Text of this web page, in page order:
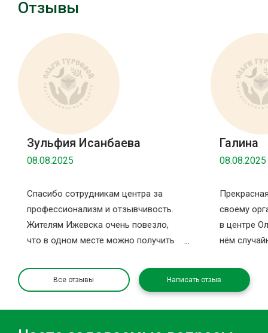
Отзывы
Зульфия Исанбаева
08.08.2025
Спасибо сотрудникам центра за
профессионализм и отзывчивость.
Жителям Ижевска очень повезло,
что в одном месте можно получить
комнату ожидания, в которой можно
отдохнуть после процедур и даже
Галина
08.08.2025
своему
в центре
нём
санаторий
здесь
Все отзывы Написать отзыв